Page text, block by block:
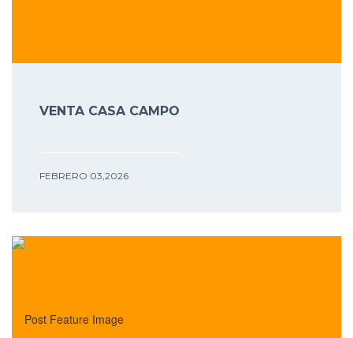
VENTA CASA CAMPO
FEBRERO 03,2026